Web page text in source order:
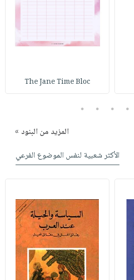
The Jane Time Bloc
2
3
4
5
المزيد من البنود »
الأكثر شعبية لنفس الموضوع الفرعي